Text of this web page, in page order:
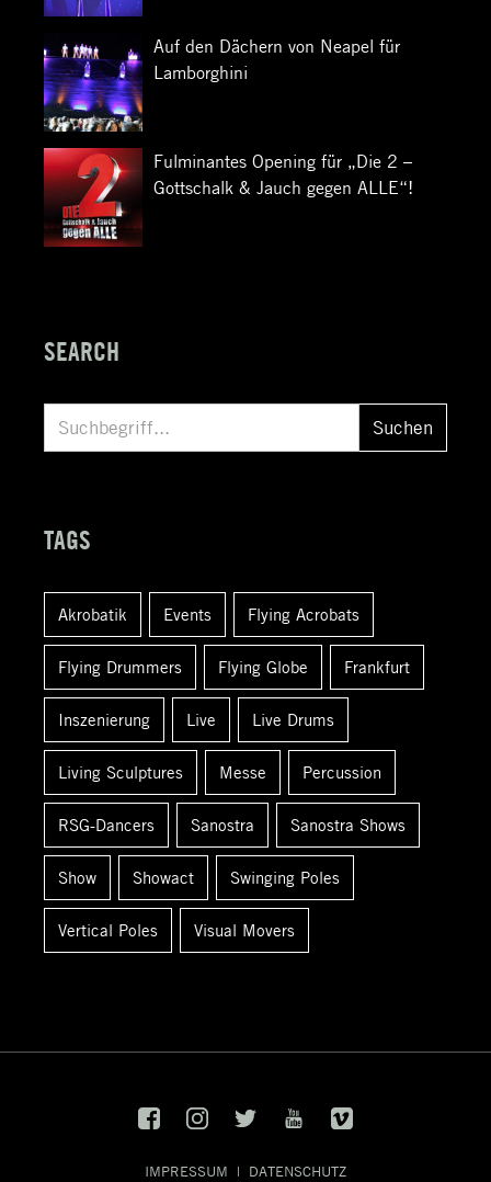
Auf den Dächern von Neapel für
Lamborghini
Fulminantes Opening für „Die 2 –
Gottschalk & Jauch gegen ALLE“!
SEARCH
u
e
c
h
Suchen
TAGS
Akrobatik Events Flying Acrobats
Flying Drummers Flying Globe Frankfurt
Inszenierung Live Live Drums
Living Sculptures Messe Percussion
RSG-Dancers Sanostra Sanostra Shows
Show Showact Swinging Poles
Vertical Poles Visual Movers
IMPRESSUM | DATENSCHUTZ